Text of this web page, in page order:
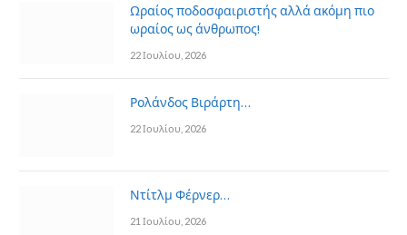
Ωραίος ποδοσφαιριστής αλλά ακόμη πιο
ωραίος ως άνθρωπος!
22 Ιουλίου, 2026
Ρολάνδος Βιράρτη…
22 Ιουλίου, 2026
Ντίτλμ Φέρνερ…
21 Ιουλίου, 2026